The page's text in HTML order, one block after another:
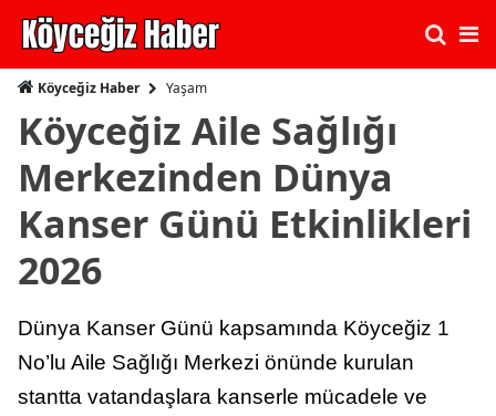
Köyceğiz Haber Yaşam
Köyceğiz Aile Sağlığı
Merkezinden Dünya
Kanser Günü Etkinlikleri
2026
Dünya Kanser Günü kapsamında Köyceğiz 1
No’lu Aile Sağlığı Merkezi önünde kurulan
stantta vatandaşlara kanserle mücadele ve